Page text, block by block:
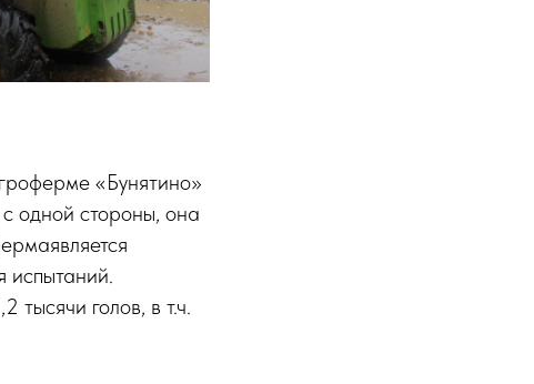
«Бунятино»
одной стороны, она
испытаний.
тысячи голов, в т.ч.